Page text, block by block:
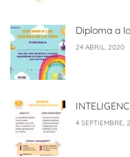
Diploma a
24 ABRIL, 2020
4 SEPTIEMBRE,